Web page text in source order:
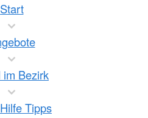
Start
im Bezirk
Tipps